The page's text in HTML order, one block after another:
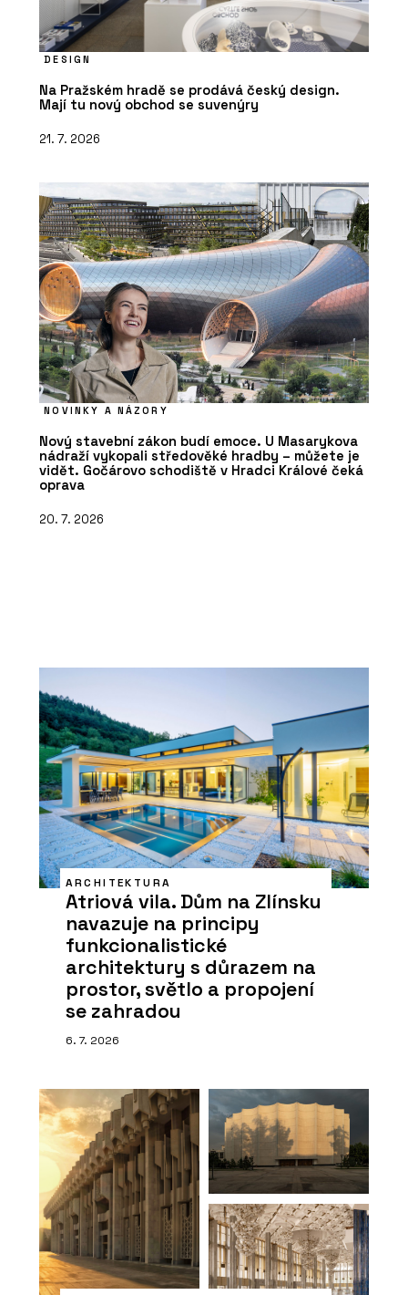
DESIGN
Na Pražském hradě se prodává český design.
Mají tu nový obchod se suvenýry
21. 7. 2026
NOVINKY A NÁZORY
Nový stavební zákon budí emoce. U Masarykova
nádraží vykopali středověké hradby – můžete je
vidět. Gočárovo schodiště v Hradci Králové čeká
oprava
20. 7. 2026
ARCHITEKTURA
Atriová vila. Dům na Zlínsku
navazuje na principy
funkcionalistické
architektury s důrazem na
prostor, světlo a propojení
se zahradou
6. 7. 2026